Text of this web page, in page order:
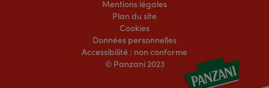
Mentions légales
Plan du site
Cookies
Données personnelles
Accessibilité : non conforme
© Panzani 2023